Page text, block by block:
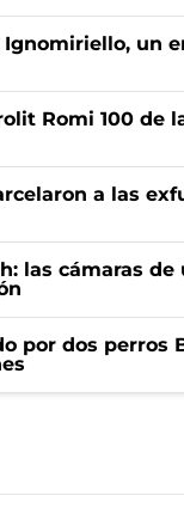
un
Romi 100 de
a las
las cámaras
por dos perros